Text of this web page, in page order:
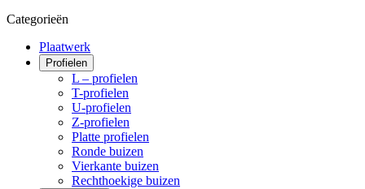
Categorieën
Plaatwerk
Profielen
L – profielen
T-profielen
U-profielen
Z-profielen
Platte profielen
Ronde buizen
Vierkante buizen
Rechthoekige buizen